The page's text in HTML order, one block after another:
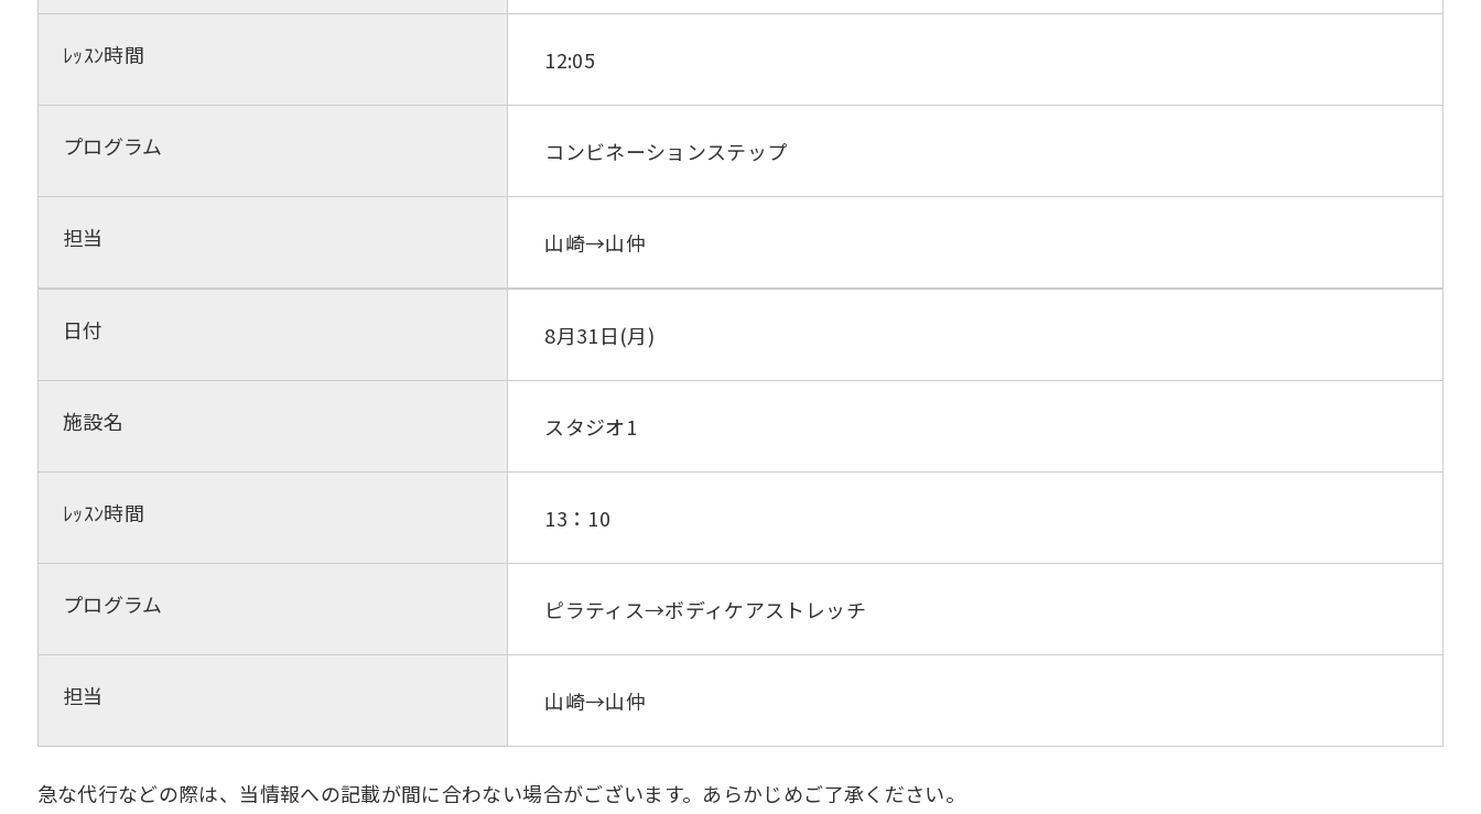
ﾚｯｽﾝ時間 12:05
プログラム コンビネーションステップ
担当 山崎→山仲
日付 8月31日(月)
施設名 スタジオ1
ﾚｯｽﾝ時間 13：10
プログラム ピラティス→ボディケアストレッチ
担当 山崎→山仲
急な代行などの際は、当情報への記載が間に合わない場合がございます。あらかじめご了承ください。